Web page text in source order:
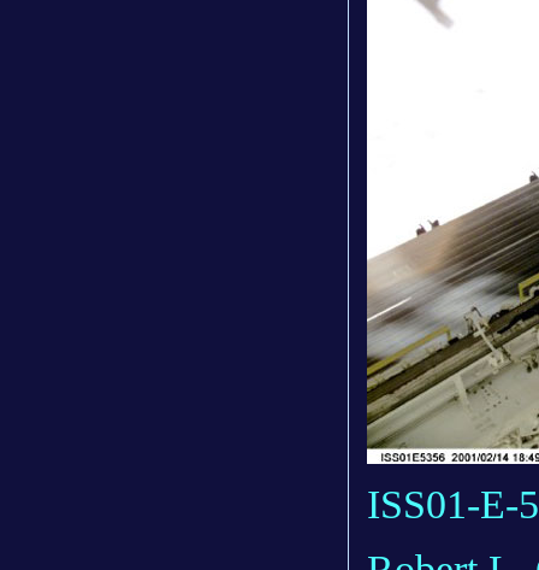
ISS01-E-